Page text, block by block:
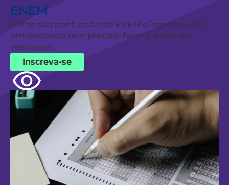
ENEM
Utilize sua pontuação do ENEM e ingresse com
um desconto sem precisar fazer a prova do
vestibular.
Inscreva-se